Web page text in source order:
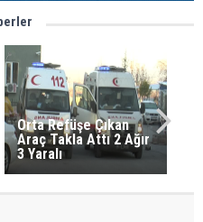
Orta Refüşe Çıkan
Araç Takla Attı 2 Ağır
3 Yaralı